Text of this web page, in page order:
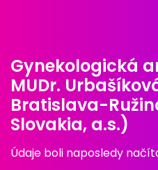
Gynekologická
MUDr.
Bratislava-
Slovakia, a.s.)
Údaje boli naposledy